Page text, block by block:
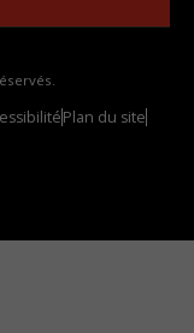
Plan du site